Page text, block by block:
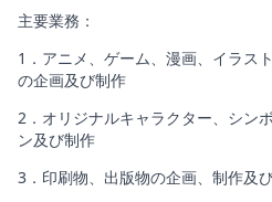
主要業務：
1．アニメ、ゲーム、漫画、イラス
の企画及び制作
2．オリジナルキャラクター、シン
ン及び制作
3．印刷物、出版物の企画、制作及